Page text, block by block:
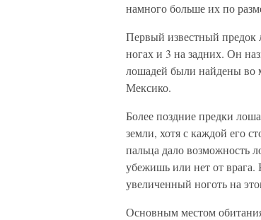
намного больше их по
Первый известный предок
ногах и 3 на задних. Он
лошадей были найдены во
Мексико.
Более поздние предки
земли, хотя с каждой его
пальца дало возможность
убежишь или нет от
увеличенный ноготь на
Основным местом